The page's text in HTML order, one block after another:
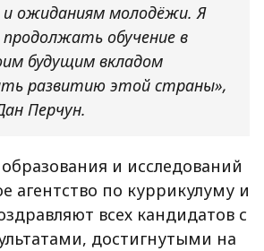
ожиданиям молодёжи. Я
обучение в
будущим вкладом
развитию этой страны»,
Перчун.
и исследований
агентство по куррикулуму и
всех кандидатов с
достигнутыми на